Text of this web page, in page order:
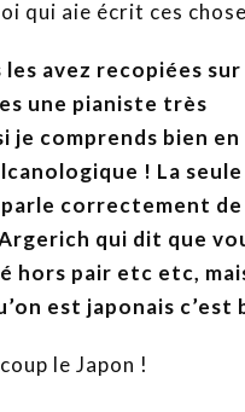
qui aie écrit ces
les avez recopiées
une pianiste très
je comprends bien
! La seule
correctement de
qui dit que
hors pair etc etc,
est japonais c’est
le Japon !